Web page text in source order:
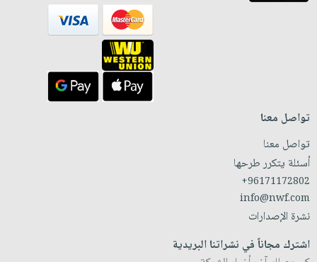
تواصل معنا
تواصل معنا
أسئلة يتكرر طرحها
+96171172802
info@nwf.com
نشرة الإصدارات
اشترك مجاناً في نشراتنا البريدية